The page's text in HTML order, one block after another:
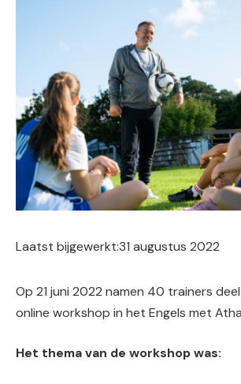
Laatst bijgewerkt:31 augustus 2022
Op 21 juni 2022 namen 40 trainers
online workshop in het Engels met
Het thema van de workshop was: